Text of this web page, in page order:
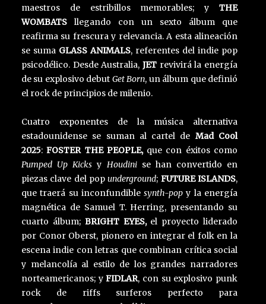
maestros de estribillos memorables; y THE
WOMBATS llegando
con un sexto álbum que
reafirma su frescura y relevancia. A esta alineación
se suma GLASS ANIMALS, referentes del indie pop
psicodélico. Desde Australia, JET revivirá la energía
de su explosivo debut Get Born, un álbum que definió
el rock de principios de milenio.
Cuatro exponentes de la música alternativa
estadounidense se suman al cartel de Mad Cool
2025:FOSTER THE PEOPLE,que con éxitos como
Pumped Up Kicks y Houdinise han convertido en
piezas clave del popunderground; FUTURE ISLANDS,
que traerá su inconfundiblesynth-pop y la energía
magnética de Samuel T. Herring, presentando su
cuarto álbum; BRIGHT EYES,el proyecto liderado
por Conor Oberst, pionero en integrar el folk en la
escena indie con letras que combinan crítica social
y melancolía al estilo de los grandes narradores
norteamericanos; yFIDLAR, con su explosivo punk
rock de riffs surferos perfecto para